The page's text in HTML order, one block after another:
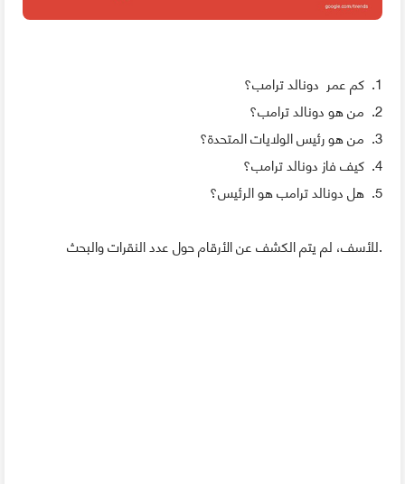
1. كم عمر دونالد ترامب؟
2. من هو دونالد ترامب؟
3. من هو رئيس الولايات المتحدة؟
4. كيف فاز دونالد ترامب؟
5. هل دونالد ترامب هو الرئيس؟
للأسف، لم يتم الكشف عن الأرقام حول عدد النقرات والبحث.